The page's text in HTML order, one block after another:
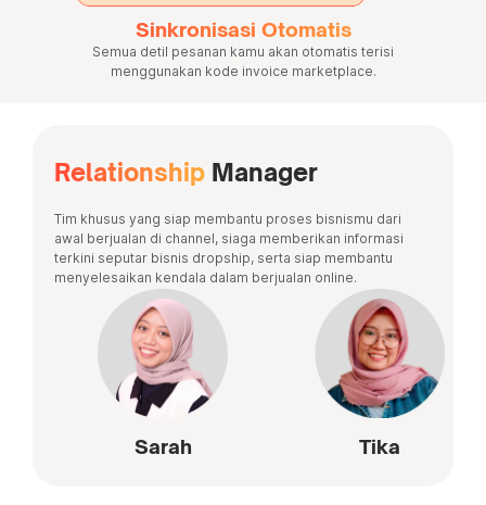
Sinkronisasi Otomatis
Semua detil pesanan kamu akan otomatis terisi
menggunakan kode invoice marketplace.
Relationship Manager
Tim khusus yang siap membantu proses bisnismu dari
awal berjualan di channel, siaga memberikan informasi
terkini seputar bisnis dropship, serta siap membantu
menyelesaikan kendala dalam berjualan online.
Sarah Tika